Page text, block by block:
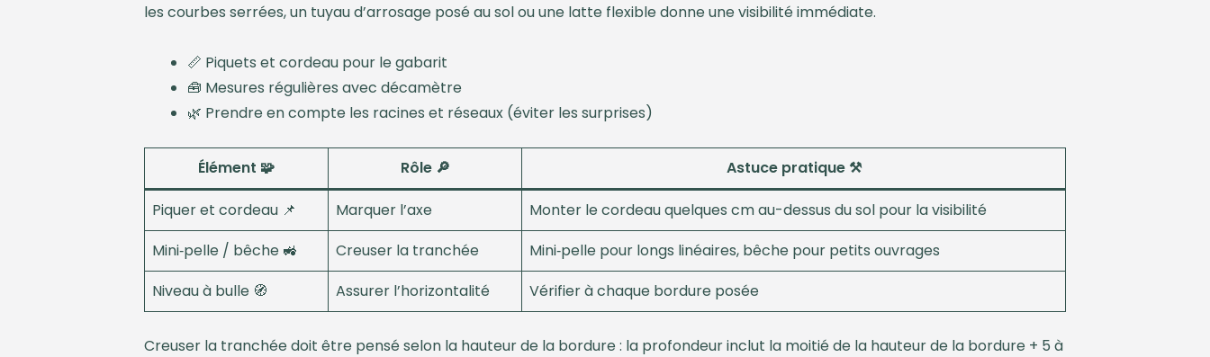
les courbes serrées, un tuyau d’arrosage posé au sol ou une latte flexible donne une visibilité immédiate.
📏 Piquets et cordeau pour le gabarit
🧰 Mesures régulières avec décamètre
🌿 Prendre en compte les racines et réseaux (éviter les surprises)
Élément 🧩 Rôle 🔎 Astuce pratique ⚒️
Piquer et cordeau 📌 Marquer l’axe
Monter le cordeau quelques cm au-dessus du sol pour la visibilité
Mini‑pelle / bêche 🚜
Creuser la tranchée
Mini‑pelle pour longs linéaires, bêche pour petits ouvrages
Niveau à bulle 🧭
Assurer l’horizontalité Vérifier à chaque bordure posée
Creuser la tranchée doit être pensé selon la hauteur de la bordure : la profondeur inclut la moitié de la hauteur de la bordure + 5 à